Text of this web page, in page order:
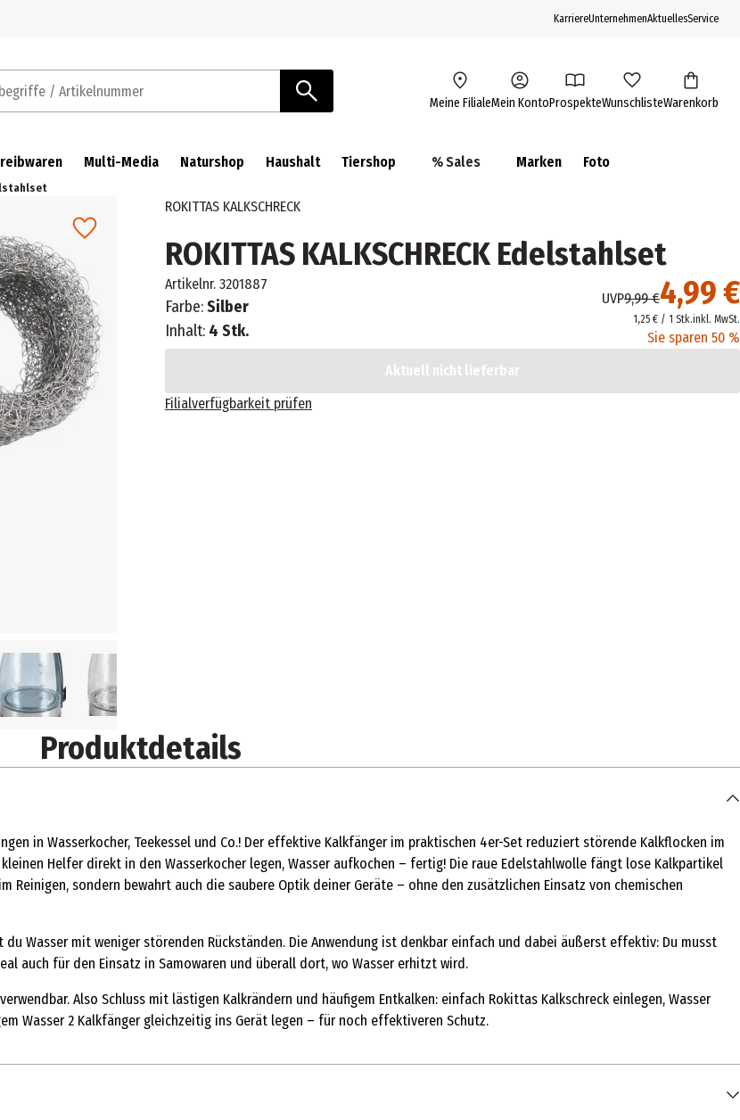
KarriereUnternehmenAktuellesService
/ Artikelnummer Meine FilialeMein KontoProspekteWunschlisteWarenkorb
Multi-Media Naturshop Haushalt Tiershop % Sales Marken Foto
ROKITTAS KALKSCHRECK
ROKITTAS KALKSCHRECK Edelstahlset
Artikelnr. 3201887
Farbe:Silber
Inhalt: 4 Stk.
4,99 €
UVP9,99 €
1,25 € / 1 Stk.inkl. MwSt.
Sie sparen 50 %
Aktuell nicht lieferbar
Filialverfügbarkeit prüfen
Produktdetails
in Wasserkocher, Teekessel und Co.! Der effektive Kalkfänger im praktischen 4er-Set reduziert störende Kalkflocken im
Helfer direkt in den Wasserkocher legen, Wasser aufkochen – fertig! Die raue Edelstahlwolle fängt lose Kalkpartikel
Reinigen, sondern bewahrt auch die saubere Optik deiner Geräte – ohne den zusätzlichen Einsatz von chemischen
Wasser mit weniger störenden Rückständen. Die Anwendung ist denkbar einfach und dabei äußerst effektiv: Du musst
auch für den Einsatz in Samowaren und überall dort, wo Wasser erhitzt wird.
Also Schluss mit lästigen Kalkrändern und häufigem Entkalken: einfach Rokittas Kalkschreck einlegen, Wasser
Wasser 2 Kalkfänger gleichzeitig ins Gerät legen – für noch effektiveren Schutz.